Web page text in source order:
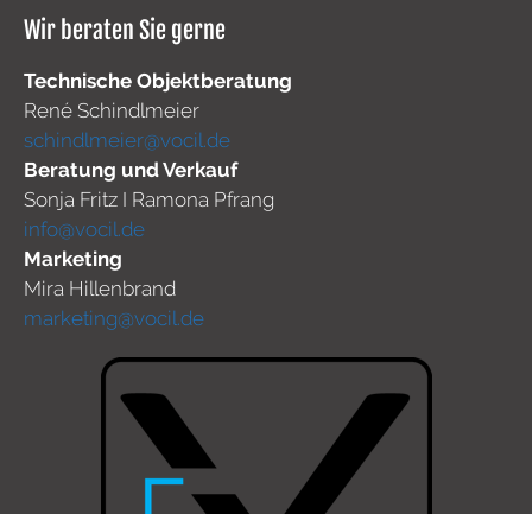
Wir beraten Sie gerne
Technische Objektberatung
René Schindlmeier
schindlmeier@vocil.de
Beratung und Verkauf
Sonja Fritz I Ramona Pfrang
info@vocil.de
Marketing
Mira Hillenbrand
marketing@vocil.de